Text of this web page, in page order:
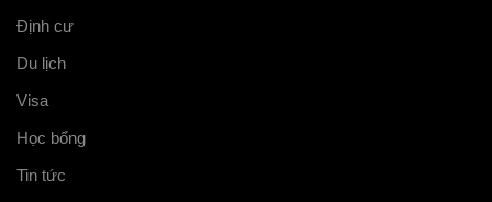
Định cư
Du lịch
Visa
Học bổng
Tin tức